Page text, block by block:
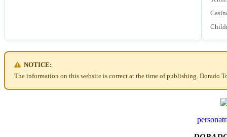
NOTICE:
The information on this website is correct at the time of publishing. Dorado